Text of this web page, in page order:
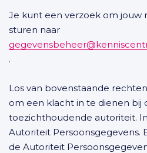
Je kunt een verzoek om jouw
sturen naar
.
Los van bovenstaande
om een klacht in te dienen bij
toezichthoudende autoriteit.
Autoriteit Persoonsgegevens.
de Autoriteit